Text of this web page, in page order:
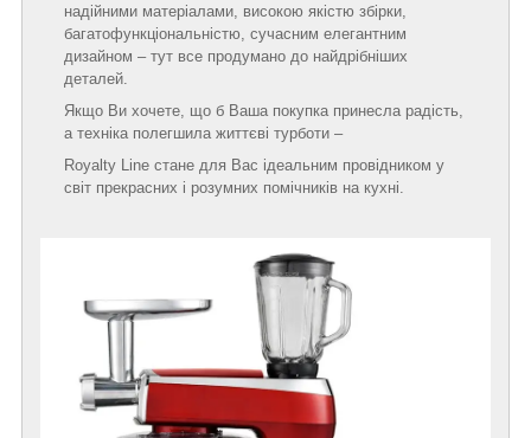
надійними матеріалами, високою якістю збірки,
багатофункціональністю, сучасним елегантним
дизайном – тут все продумано до найдрібніших
деталей.
Якщо Ви хочете, що б Ваша покупка принесла радість,
а техніка полегшила життєві турботи –
Royalty Line стане для Вас ідеальним провідником у
світ прекрасних і розумних помічників на кухні.